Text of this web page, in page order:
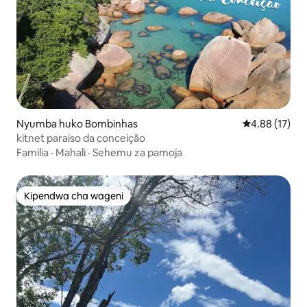
Nyumba huko Bombinhas Ukadiriaji wa
4.88 (17)
kitnet paraiso da conceição
Familia · Mahali · Sehemu za pamoja
Kipendwa cha wageni
Kipendwa cha wageni